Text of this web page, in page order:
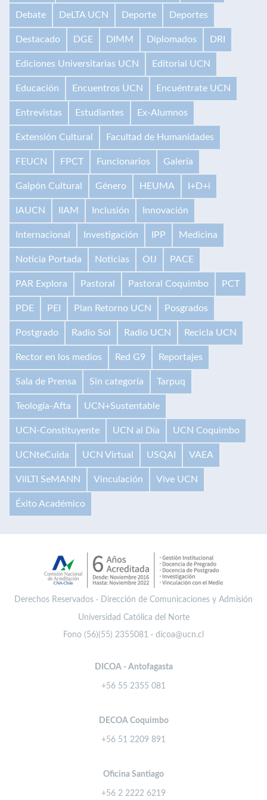
Debate DeLTA UCN Deporte Deportes
Destacado DGE DIMM Diplomados DRI
Ediciones Universitarias UCN Editorial UCN
Educación Encuentros UCN Encuéntrate UCN
Entrevistas Estudiantes Ex-Alumnos
Extensión Cultural Facultad de Humanidades
FEUCN FPCT Funcionarios Galería
Galpón Cultural Género HEUMA I+D+i
IAUCN IIAM Inclusión Innovación
Internacional Investigación IPP Medicina
Noticia Portada Noticias OIJ PACE
PAR Explora Pastoral Pastoral Coquimbo PCT
PDE PEI Plan Retorno UCN Posgrados
Postgrado Radio Sol Radio UCN Recicla UCN
Rector en los medios Red G9 Reportajes
Sala de Prensa Sin categoría Tarpuq
Teología-Afta UCN+Sustentable
UCN-Constituyente UCN al Día UCN Coquimbo
UCNteCuida UCN Virtual USQAI VAEA
VilLTI SeMANN Vinculación Vive UCN
Éxito Académico
Derechos Reservados · Dirección de Comunicaciones y Admisión
Universidad Católica del Norte
Fono (56)(55) 2355081 · dicoa@ucn.cl
DICOA - Antofagasta
+56 55 2355 081
DECOA Coquimbo
+56 51 2209 891
Oficina Santiago
+56 2 2222 6219